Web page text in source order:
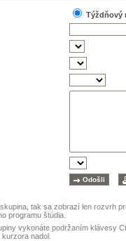
Týždňový
tak sa zobrazí len rozvrh
programu štúdia.
vykonáte podržaním klávesy
nadol.